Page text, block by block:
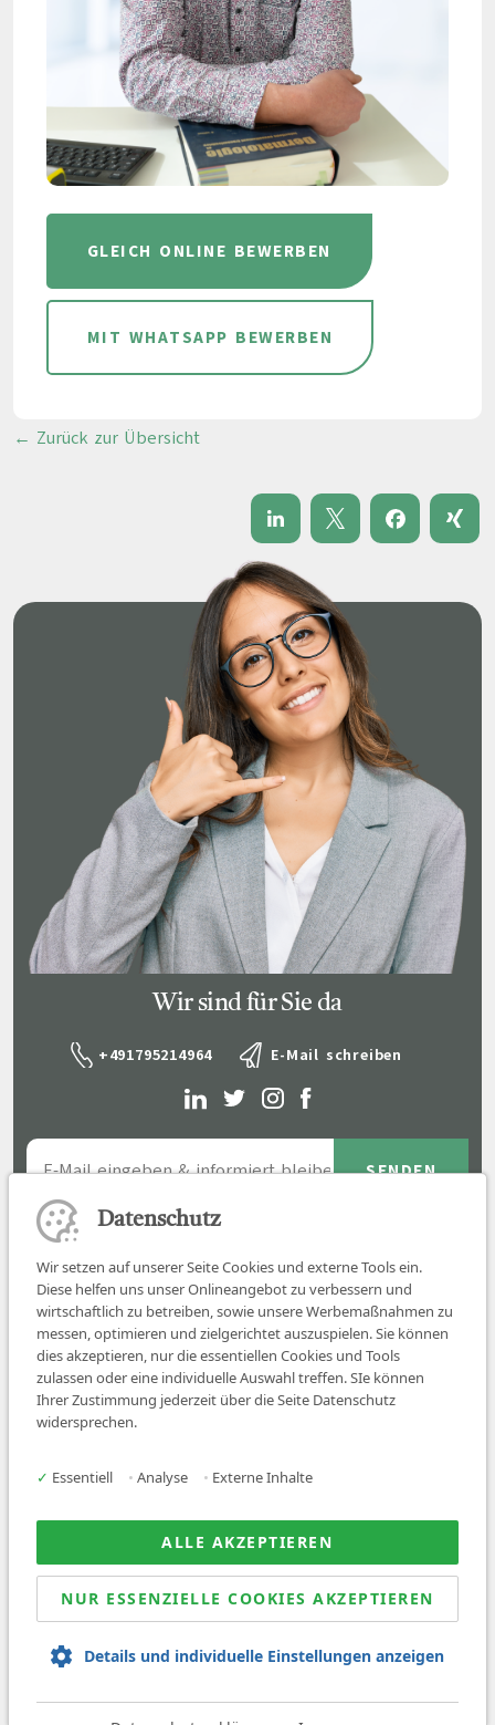
GLEICH ONLINE BEWERBEN
MIT WHATSAPP BEWERBEN
← Zurück zur Übersicht
Wir sind für Sie da
+491795214964 E-Mail schreiben
Job finden
Über uns
News
© 2026 Sanovetis. All rights reserved.
Datenschutz
Wir setzen auf unserer Seite Cookies und externe Tools ein.
Diese helfen uns unser Onlineangebot zu verbessern und
wirtschaftlich zu betreiben, sowie unsere Werbemaßnahmen zu
messen, optimieren und zielgerichtet auszuspielen. Sie können
dies akzeptieren, nur die essentiellen Cookies und Tools
zulassen oder eine individuelle Auswahl treffen. SIe können
Ihrer Zustimmung jederzeit über die Seite Datenschutz
widersprechen.
✓ Essentiell • Analyse • Externe Inhalte
ALLE AKZEPTIEREN
NUR ESSENZIELLE COOKIES AKZEPTIEREN
Details und individuelle Einstellungen anzeigen